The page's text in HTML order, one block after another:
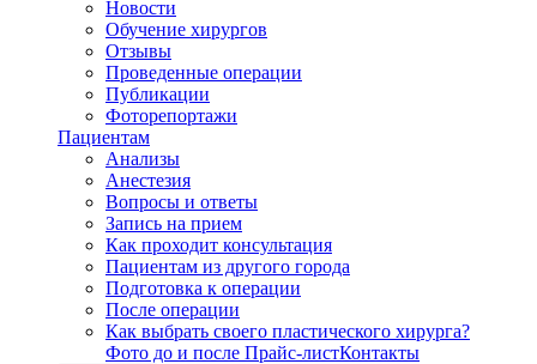
Новости
Обучение хирургов
Отзывы
Проведенные операции
Публикации
Фоторепортажи
Пациентам
Анализы
Анестезия
Вопросы и ответы
Запись на прием
Как проходит консультация
Пациентам из другого города
Подготовка к операции
После операции
Как выбрать своего пластического хирурга?
Фото до и после Прайс-листКонтакты